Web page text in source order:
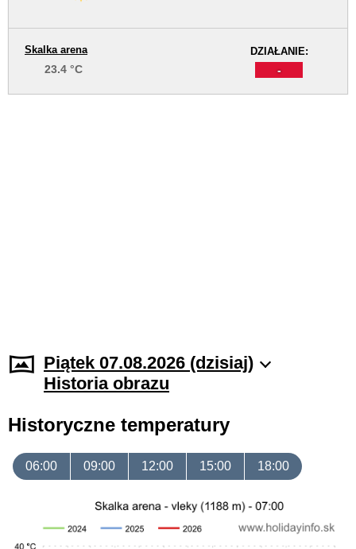
DZIAŁANIE:
-
Skalka arena
23.4 °C
Piątek 07.08.2026 (dzisiaj)
Historia obrazu
Historyczne temperatury
06:00 09:00 12:00 15:00 18:00